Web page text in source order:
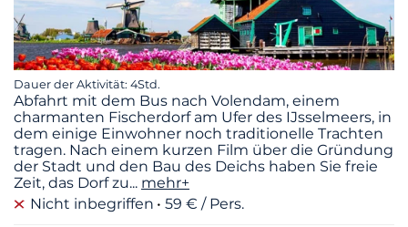
Dauer der Aktivität: 4Std.
Abfahrt mit dem Bus nach Volendam, einem
charmanten Fischerdorf am Ufer des IJsselmeers, in
dem einige Einwohner noch traditionelle Trachten
tragen. Nach einem kurzen Film über die Gründung
der Stadt und den Bau des Deichs haben Sie freie
Zeit, das Dorf zu... mehr+
Nicht inbegriffen
59 € / Pers.